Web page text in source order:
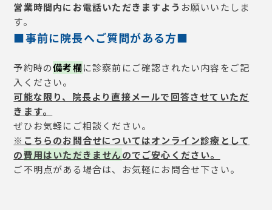
営業時間内にお電話いただきますよう お願いいたしま
す。
■事前に院長へご質問がある方■
予約時の備考欄に診察前にご確認されたい内容をご記
入ください。
可能な限り、院長より直接メールで回答させていただ
きます。
ぜひお気軽にご相談ください。
※こちらのお問合せについてはオンライン診療として
の費用はいただきませんのでご安心ください。
ご不明点がある場合は、お気軽にお問合せ下さい。